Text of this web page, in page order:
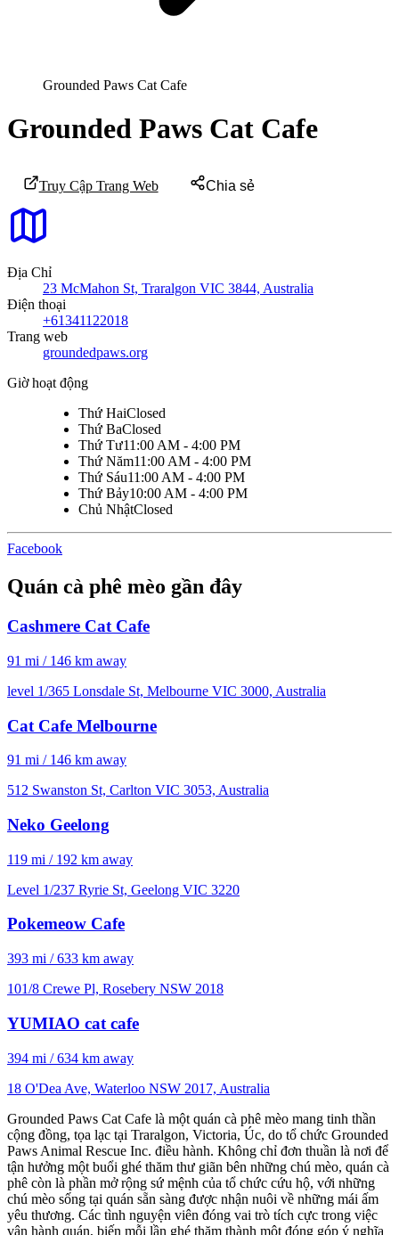
Grounded Paws Cat Cafe
Grounded Paws Cat Cafe
Truy Cập Trang Web Chia sẻ
Địa Chỉ
23 McMahon St, Traralgon VIC 3844, Australia
Điện thoại
+61341122018
Trang web
groundedpaws.org
Giờ hoạt động
Thứ HaiClosed
Thứ BaClosed
Thứ Tư11:00 AM - 4:00 PM
Thứ Năm11:00 AM - 4:00 PM
Thứ Sáu11:00 AM - 4:00 PM
Thứ Bảy10:00 AM - 4:00 PM
Chủ NhậtClosed
Facebook
Quán cà phê mèo gần đây
Cashmere Cat Cafe
91 mi / 146 km away
level 1/365 Lonsdale St, Melbourne VIC 3000, Australia
Cat Cafe Melbourne
91 mi / 146 km away
512 Swanston St, Carlton VIC 3053, Australia
Neko Geelong
119 mi / 192 km away
Level 1/237 Ryrie St, Geelong VIC 3220
Pokemeow Cafe
393 mi / 633 km away
101/8 Crewe Pl, Rosebery NSW 2018
YUMIAO cat cafe
394 mi / 634 km away
18 O'Dea Ave, Waterloo NSW 2017, Australia
Grounded Paws Cat Cafe là một quán cà phê mèo mang tinh thần
cộng đồng, tọa lạc tại Traralgon, Victoria, Úc, do tổ chức Grounded
Paws Animal Rescue Inc. điều hành. Không chỉ đơn thuần là nơi để
tận hưởng một buổi ghé thăm thư giãn bên những chú mèo, quán cà
phê còn là phần mở rộng sứ mệnh của tổ chức cứu hộ, với những
chú mèo sống tại quán sẵn sàng được nhận nuôi về những mái ấm
yêu thương. Các tình nguyện viên đóng vai trò tích cực trong việc
vận hành quán, biến mỗi lần ghé thăm thành một đóng góp ý nghĩa